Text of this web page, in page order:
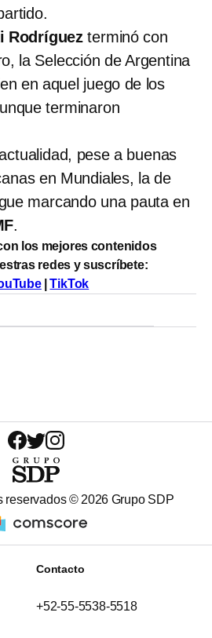
Rodríguez terminó con
la Selección de Argentina
en aquel juego de los
terminaron
pese a buenas
en Mundiales, la de
marcando una pauta en
.
los mejores contenidos
redes y suscríbete:
|TikTok
reservados © 2026 Grupo SDP
Contacto
+52-55-5538-5518